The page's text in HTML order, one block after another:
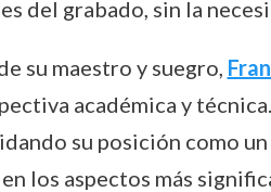
del grabado, sin la
su maestro y suegro,
académica y
su posición como
los aspectos más